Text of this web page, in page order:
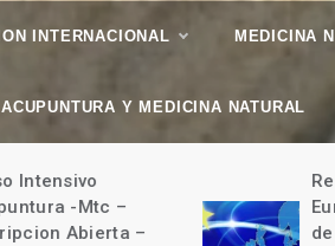
INTERNACIONAL MEDICINA
Y MEDICINA NATURAL
Intensivo
-Mtc –
Abierta –
de